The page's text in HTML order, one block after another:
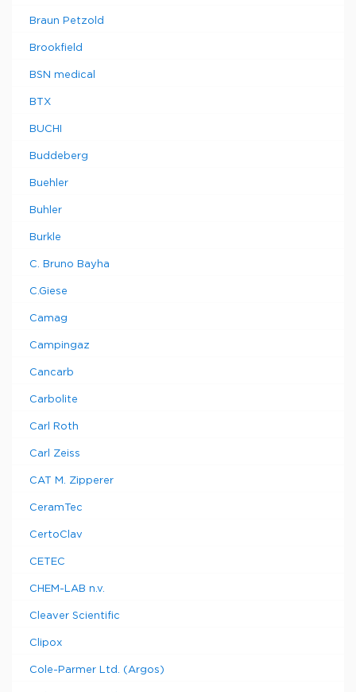
Braun Petzold
Brookfield
BSN medical
BTX
BUCHI
Buddeberg
Buehler
Buhler
Burkle
C. Bruno Bayha
C.Giese
Camag
Campingaz
Cancarb
Carbolite
Carl Roth
Carl Zeiss
CAT M. Zipperer
CeramTec
CertoClav
CETEC
CHEM-LAB n.v.
Cleaver Scientific
Clipox
Cole-Parmer Ltd. (Argos)